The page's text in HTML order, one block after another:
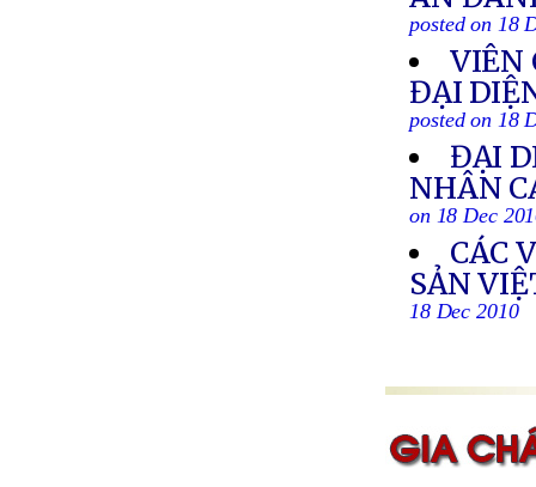
posted on 18
VIÊN
ĐẠI
posted on 18
ĐẠI
NHÂN
on 18 Dec
CÁC
SẢN
18 Dec 2010